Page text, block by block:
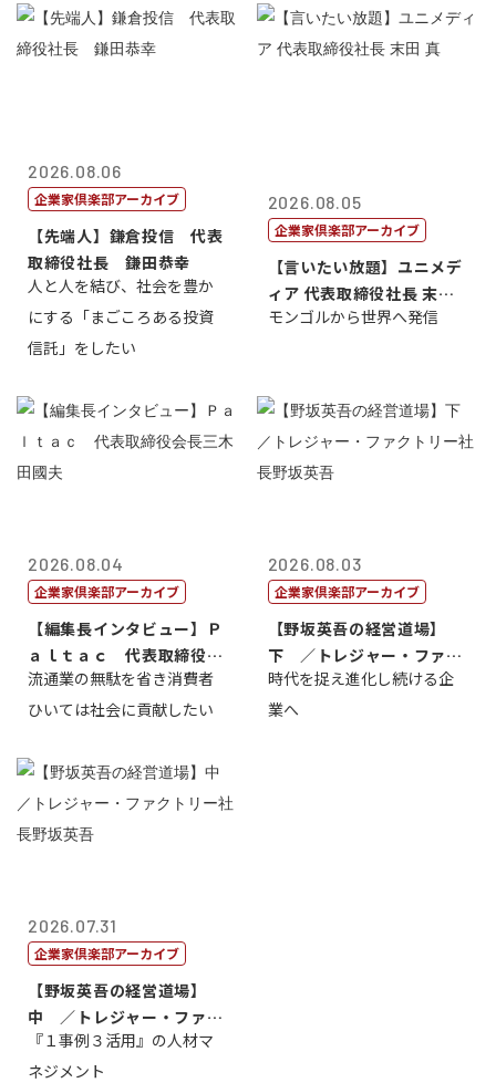
2026.08.06
企業家倶楽部アーカイブ
【先端人】鎌倉投信 代表
取締役社長 鎌田恭幸
人と人を結び、社会を豊か
にする「まごころある投資
信託」をしたい
2026.08.05
企業家倶楽部アーカイブ
【言いたい放題】ユニメデ
ィア 代表取締役社長 末田
真
モンゴルから世界へ発信
2026.08.04
企業家倶楽部アーカイブ
【編集長インタビュー】Ｐ
ａｌｔａｃ 代表取締役会
長三木田國夫
流通業の無駄を省き消費者
ひいては社会に貢献したい
2026.08.03
企業家倶楽部アーカイブ
【野坂英吾の経営道場】
下 ／トレジャー・ファク
トリー社長野坂...
時代を捉え進化し続ける企
業へ
2026.07.31
企業家倶楽部アーカイブ
【野坂英吾の経営道場】
中 ／トレジャー・ファク
トリー社長野坂...
『１事例３活用』の人材マ
ネジメント